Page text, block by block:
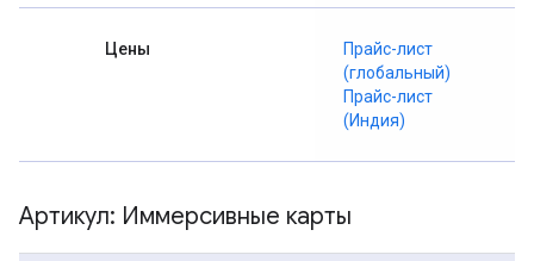
Цены
Прайс-лист
(глобальный)
Прайс-лист
(Индия)
Артикул: Иммерсивные карты